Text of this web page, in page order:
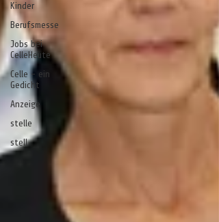
Kinder
Berufsmesse
Jobs bei
CelleHeute
Celle - ein
Gedicht
Anzeige
stelle
stell